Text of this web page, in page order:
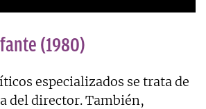
(1980)
especializados se trata de
del director. También,